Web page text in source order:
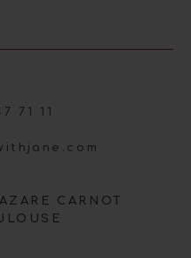
71 11
CARNOT